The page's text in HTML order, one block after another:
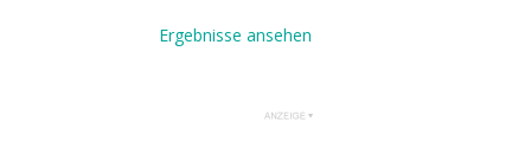
Ergebnisse ansehen